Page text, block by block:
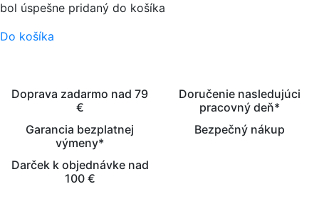
bol úspešne pridaný do košíka
Do košíka
Doprava zadarmo nad 79
€
Doručenie nasledujúci
pracovný deň*
Garancia bezplatnej
výmeny*
Bezpečný nákup
Darček k objednávke nad
100 €